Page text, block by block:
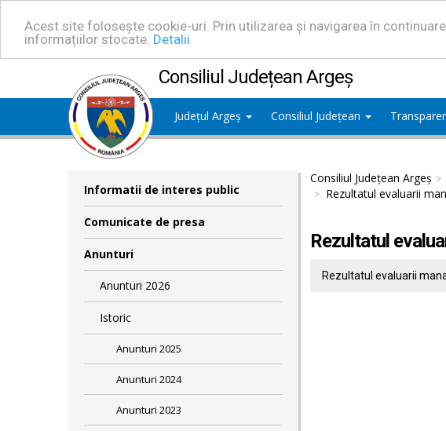
Acest site folosește cookie-uri. Prin utilizarea și navigarea în
informațiilor stocate. Detalii
Consiliul Județean Argeș
Județul Argeș Consiliul Județean
Informatii de interes public
Comunicate de presa
Anunturi
Anunturi 2026
Istoric
Anunturi 2025
Anunturi 2024
Anunturi 2023
Consiliul Județean Argeș
Rezultatul evaluarii
Rezultatul
Rezultatul evaluarii